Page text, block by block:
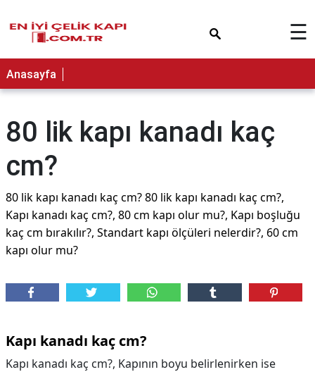
☰
Anasayfa
80 lik kapı kanadı kaç
cm?
80 lik kapı kanadı kaç cm? 80 lik kapı kanadı kaç cm?,
Kapı kanadı kaç cm?, 80 cm kapı olur mu?, Kapı boşluğu
kaç cm bırakılır?, Standart kapı ölçüleri nelerdir?, 60 cm
kapı olur mu?
Kapı kanadı kaç cm?
Kapı kanadı kaç cm?, Kapının boyu belirlenirken ise